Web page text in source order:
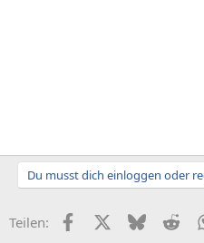
Du musst dich einloggen oder
Teilen: FacebookX (Twitter)
Bluesky